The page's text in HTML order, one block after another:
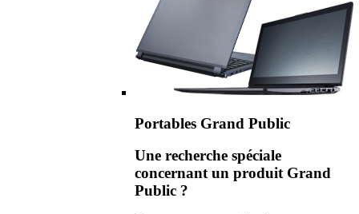
Portables Grand Public
Une recherche spéciale
concernant un produit Grand
Public ?